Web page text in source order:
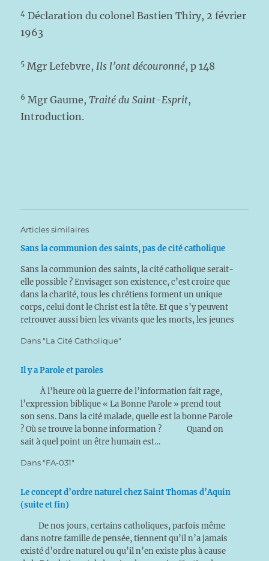
4 Déclaration du colonel Bastien Thiry, 2 février
1963
5 Mgr Lefebvre,Ils l’ont découronné, p 148
6 Mgr Gaume,Traité du Saint-Esprit,
Introduction.
Articles similaires
Sans la communion des saints, pas de cité catholique
Sans la communion des saints, la cité catholique serait-
elle possible ? Envisager son existence, c’est croire que
dans la charité, tous les chrétiens forment un unique
corps, celui dont le Christ est la tête. Et que s’y peuvent
retrouver aussi bien les vivants que les morts, les jeunes
Dans "La Cité Catholique"
Il y a Parole et paroles
À l’heure où la guerre de l’information fait rage,
l’expression biblique « La Bonne Parole » prend tout
son sens. Dans la cité malade, quelle est la bonne Parole
? Où se trouve la bonne information ? Quand on
sait à quel point un être humain est…
Dans "FA-031"
Le concept d’ordre naturel chez Saint Thomas d’Aquin
(suite et fin)
De nos jours, certains catholiques, parfois même
dans notre famille de pensée, tiennent qu’il n’a jamais
existé d’ordre naturel ou qu’il n’en existe plus à cause